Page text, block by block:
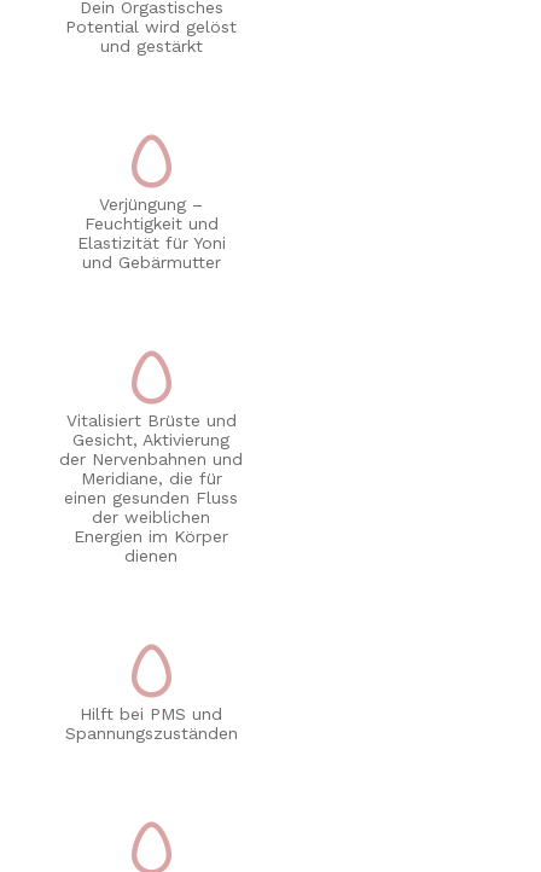
Dein Orgastisches
Potential wird gelöst
und gestärkt
Verjüngung –
Feuchtigkeit und
Elastizität für Yoni
und Gebärmutter
Vitalisiert Brüste und
Gesicht, Aktivierung
der Nervenbahnen und
Meridiane, die für
einen gesunden Fluss
der weiblichen
Energien im Körper
dienen
Hilft bei PMS und
Spannungszuständen